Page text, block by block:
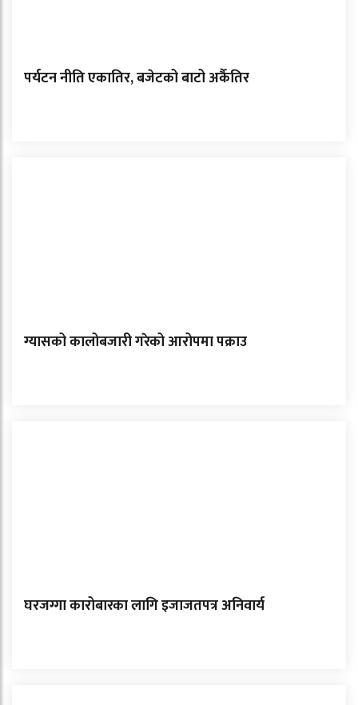
पर्यटन नीति एकातिर, बजेटको बाटो अर्कैतिर
ग्यासको कालोबजारी गरेको आरोपमा पक्राउ
घरजग्गा कारोबारका लागि इजाजतपत्र अनिवार्य